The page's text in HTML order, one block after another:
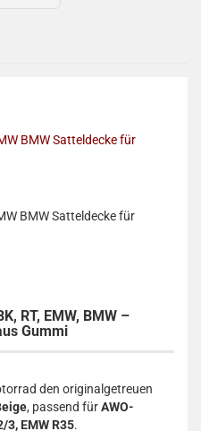
BMW Satteldecke für
RT, EMW, BMW –
Gummi
den originalgetreuen
, passend fürAWO-
3, EMW R35.